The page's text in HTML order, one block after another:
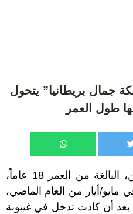
جمال بريطانيا” يتحول
طول العمر
تحدَّت الفتاة الحسناء ليا غرين، البالغة من العمر 18 عاماً،
أيار من العام الماضي،
بعد أن كادت تدخل في غيبوبة